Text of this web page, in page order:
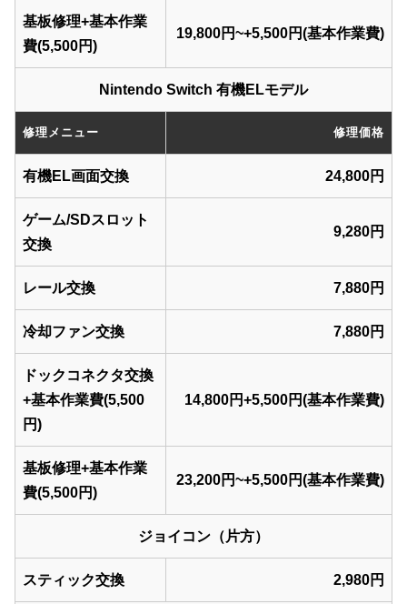
基板修理+基本作業
費(5,500円)
19,800円~+5,500円(基本作業費)
Nintendo Switch 有機ELモデル
修理メニュー 修理価格
有機EL画面交換 24,800円
ゲーム/SDスロット
交換
9,280円
レール交換 7,880円
冷却ファン交換 7,880円
ドックコネクタ交換
+基本作業費(5,500
円)
14,800円+5,500円(基本作業費)
基板修理+基本作業
費(5,500円)
23,200円~+5,500円(基本作業費)
ジョイコン（片方）
スティック交換 2,980円